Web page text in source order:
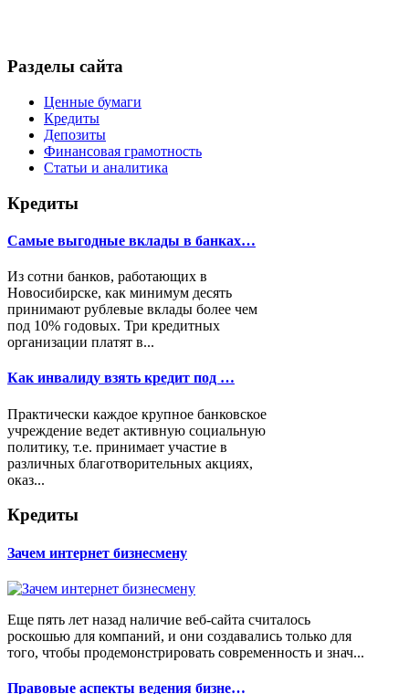
Разделы сайта
Ценные бумаги
Кредиты
Депозиты
Финансовая грамотность
Статьи и аналитика
Кредиты
Самые выгодные вклады в банках…
Из сотни банков, работающих в
Новосибирске, как минимум десять
принимают рублевые вклады более чем
под 10% годовых. Три кредитных
организации платят в...
Как инвалиду взять кредит под …
Практически каждое крупное банковское
учреждение ведет активную социальную
политику, т.е. принимает участие в
различных благотворительных акциях,
оказ...
Кредиты
Зачем интернет бизнесмену
Еще пять лет назад наличие веб-сайта считалось
роскошью для компаний, и они создавались только для
того, чтобы продемонстрировать современность и знач...
Правовые аспекты ведения бизне…